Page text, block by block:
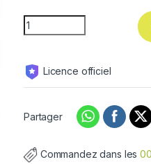
Licence officiel
Partager
Commandez dans les